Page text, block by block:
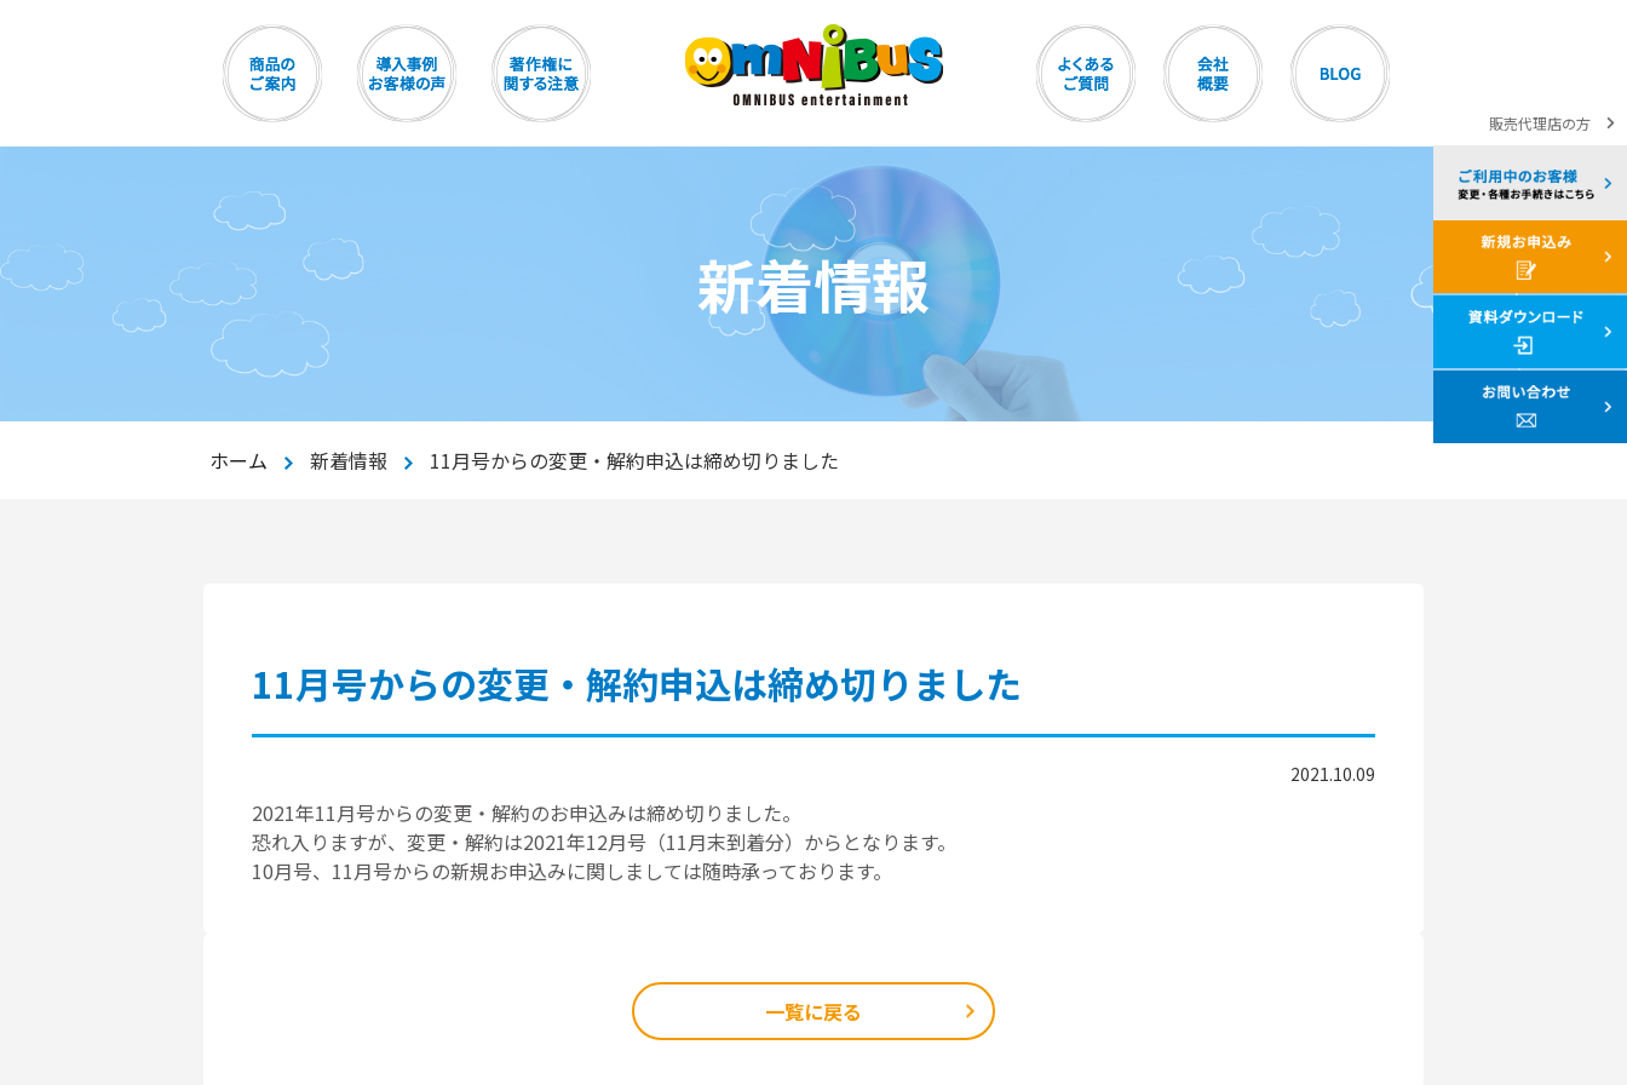
新着情報
ホーム 新着情報 11月号からの変更・解約申込は締め切りました
11月号からの変更・解約申込は締め切りました
2021.10.09
2021年11月号からの変更・解約のお申込みは締め切りました。
恐れ入りますが、変更・解約は2021年12月号（11月末到着分）からとなります。
10月号、11月号からの新規お申込みに関しましては随時承っております。
一覧に戻る
販売代理店の方